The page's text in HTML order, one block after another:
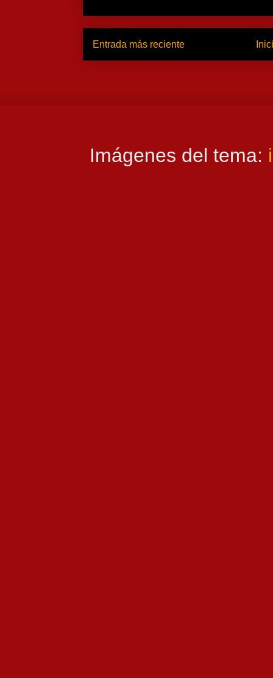
Entrada más reciente
Imágenes del tema: